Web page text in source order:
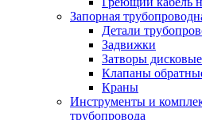
Запорная
Детали
Задвижки
Затворы
Клапаны
Краны
Инструменты и
трубопровода